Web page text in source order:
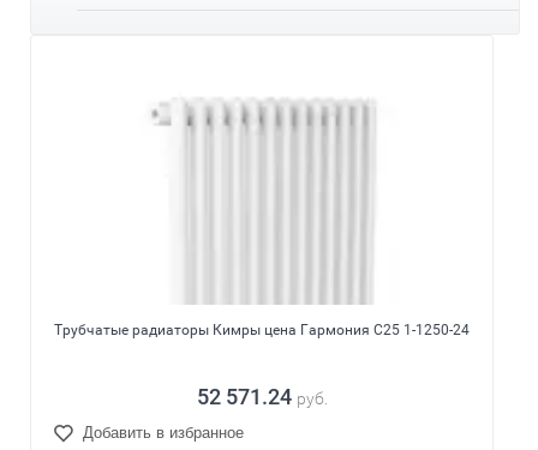
Трубчатые радиаторы Кимры цена Гармония С25 1-1250-24
52 571.24 руб.
Добавить в избранное